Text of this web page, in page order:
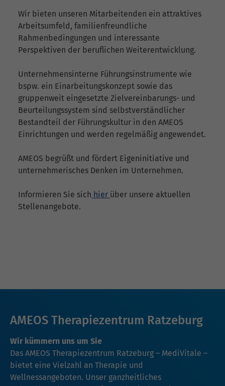
Wir bieten unseren Mitarbeitenden ein attraktives
Arbeitsumfeld, familienfreundliche
Rahmenbedingungen und interessante
Perspektiven der beruflichen Weiterentwicklung.
Unternehmensinterne Führungsinstrumente wie
bspw. ein Einarbeitungskonzept sowie das
gruppenweit eingesetzte Zielvereinbarungs- und
Beurteilungssystem sind selbstverständlicher
Bestandteil der Führungskultur in den AMEOS
Einrichtungen und werden regelmäßig angewendet.
AMEOS begrüßt und fördert Eigeninitiative und
unternehmerisches Denken im Unternehmen.
Informieren Sie sich hier über unsere aktuellen
Stellenangebote.
AMEOS Therapiezentrum Ratzeburg
Wir kümmern uns um Sie
Das AMEOS Therapiezentrum Ratzeburg – MediVitale –
bietet eine Vielzahl an Therapie und
Wellnessangeboten. Unser ganzheitliches